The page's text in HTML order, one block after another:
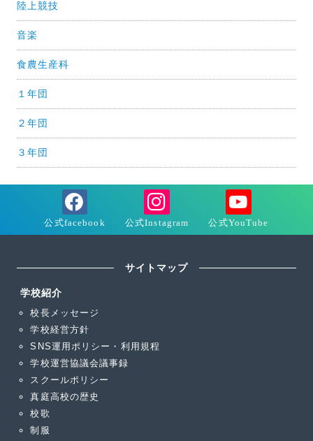
陸上競技
音楽
食農生産科
１年団
２年団
３年団
サイトマップ
学校紹介
校長メッセージ
学校経営方針
SNS運用ポリシー・利用規程
学校運営協議会議事録
スクールポリシー
真庭高校の歴史
校歌
制服